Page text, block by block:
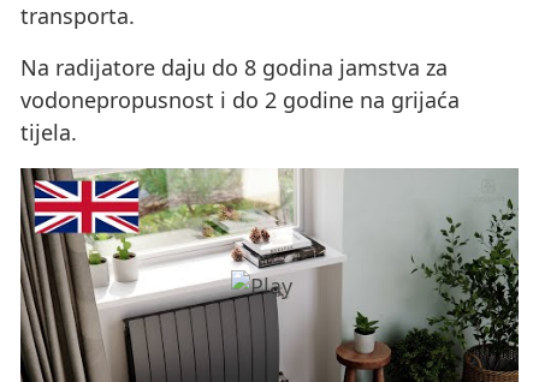
transporta.
Na radijatore daju do 8 godina jamstva za
vodonepropusnost i do 2 godine na grijaća
tijela.